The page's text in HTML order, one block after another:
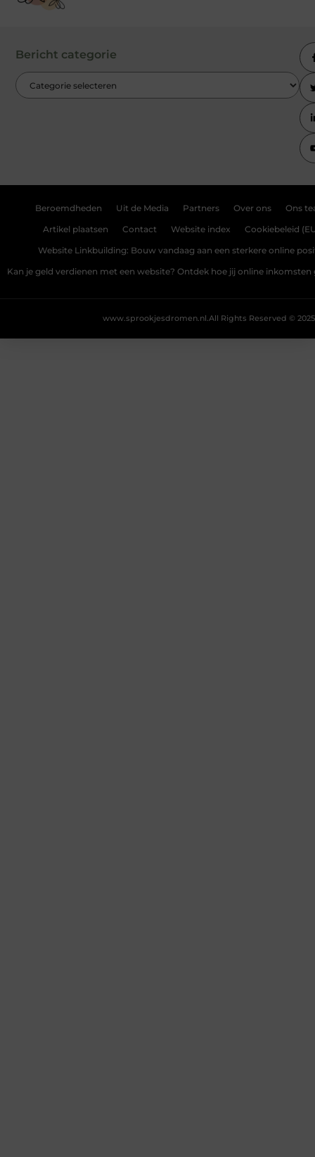
Bericht categorie
Beroemdheden Uit de Media Partners Over ons Ons
Artikel plaatsen Contact Website index Cookiebeleid
Website Linkbuilding: Bouw vandaag aan een sterkere online
Kan je geld verdienen met een website? Ontdek hoe jij online inkomsten
All Rights Reserved © 2025
www.sprookjesdromen.nl.